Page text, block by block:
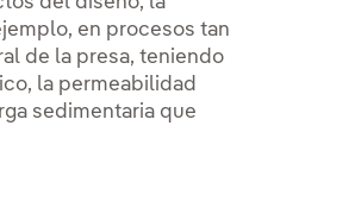
en procesos tan
de la presa, teniendo
la permeabilidad
sedimentaria que